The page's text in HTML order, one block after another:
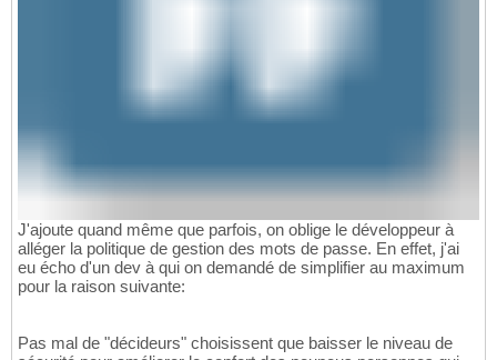
J'ajoute quand même que parfois, on oblige le développeur à
alléger la politique de gestion des mots de passe. En effet, j'ai
eu écho d'un dev à qui on demandé de simplifier au maximum
pour la raison suivante:
Pas mal de "décideurs" choisissent que baisser le niveau de